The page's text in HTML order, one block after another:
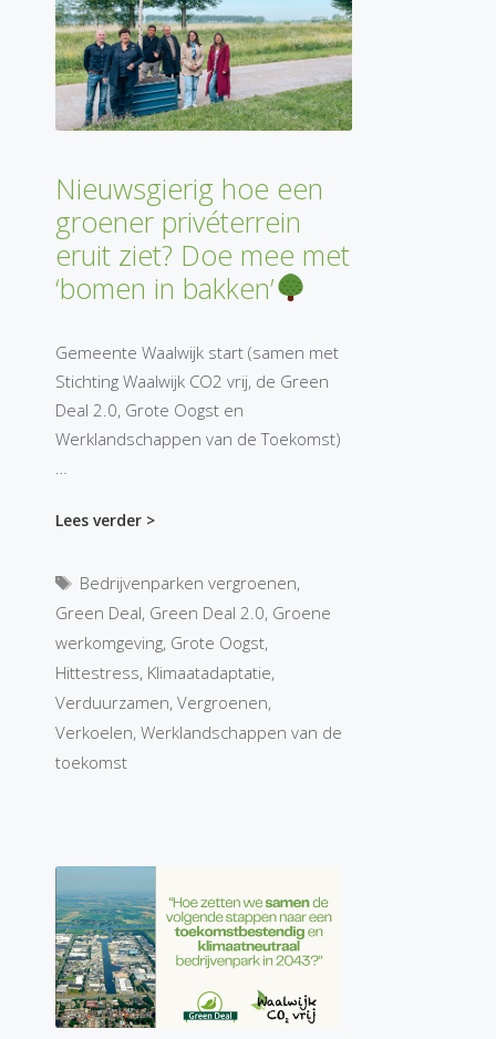
Nieuwsgierig hoe een
groener privéterrein
eruit ziet? Doe mee met
‘bomen in bakken’
Gemeente Waalwijk start (samen met
Stichting Waalwijk CO2 vrij, de Green
Deal 2.0, Grote Oogst en
Werklandschappen van de Toekomst)
Lees verder >
Tags
Bedrijvenparken vergroenen,
Green Deal, Green Deal 2.0, Groene
werkomgeving, Grote Oogst,
Hittestress, Klimaatadaptatie,
Verduurzamen, Vergroenen,
Verkoelen, Werklandschappen van de
toekomst